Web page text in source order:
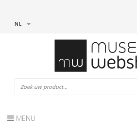
NL
MENU